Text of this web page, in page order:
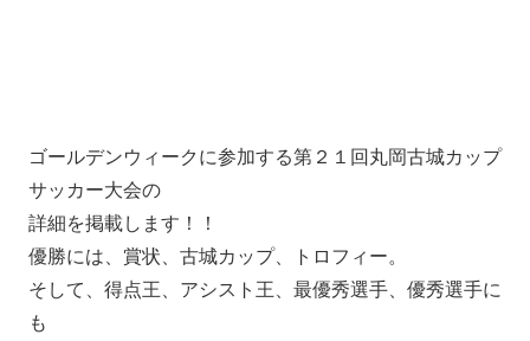
ゴールデンウィークに参加する第２１回丸岡古城カップ
サッカー大会の
詳細を掲載します！！
優勝には、賞状、古城カップ、トロフィー。
そして、得点王、アシスト王、最優秀選手、優秀選手に
も